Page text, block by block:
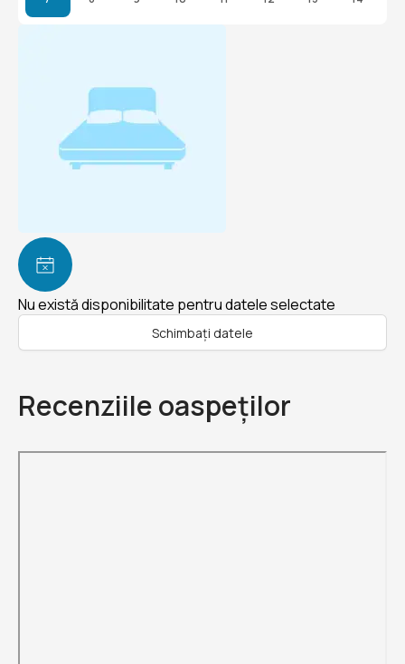
Nu există disponibilitate pentru datele selectate
Schimbați datele
Recenziile oaspeților